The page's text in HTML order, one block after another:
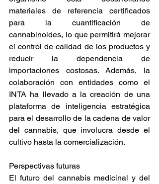
materiales de referencia certificados
para la cuantificación de
cannabinoides, lo que permitirá mejorar
el control de calidad de los productos y
reducir la dependencia de
importaciones costosas​. Además, la
colaboración con entidades como el
INTA ha llevado a la creación de una
plataforma de inteligencia estratégica
para el desarrollo de la cadena de valor
del cannabis, que involucra desde el
cultivo hasta la comercialización​.
Perspectivas futuras
El futuro del cannabis medicinal y del